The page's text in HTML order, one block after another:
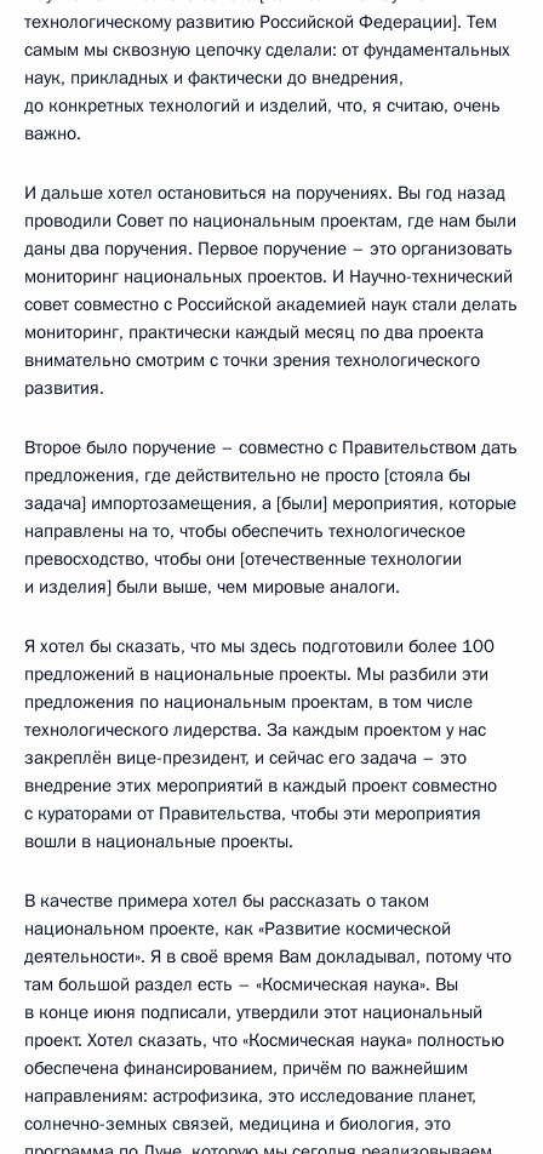
технологическому развитию Российской Федерации]. Тем
самым мы сквозную цепочку сделали: от фундаментальных
наук, прикладных и фактически до внедрения,
до конкретных технологий и изделий, что, я считаю, очень
важно.
И дальше хотел остановиться на поручениях. Вы год назад
проводили Совет по национальным проектам, где нам были
даны два поручения. Первое поручение – это организовать
мониторинг национальных проектов. И Научно-технический
совет совместно с Российской академией наук стали делать
мониторинг, практически каждый месяц по два проекта
внимательно смотрим с точки зрения технологического
развития.
Второе было поручение – совместно с Правительством дать
предложения, где действительно не просто [стояла бы
задача] импортозамещения, а [были] мероприятия, которые
направлены на то, чтобы обеспечить технологическое
превосходство, чтобы они [отечественные технологии
и изделия] были выше, чем мировые аналоги.
Я хотел бы сказать, что мы здесь подготовили более 100
предложений в национальные проекты. Мы разбили эти
предложения по национальным проектам, в том числе
технологического лидерства. За каждым проектом у нас
закреплён вице-президент, и сейчас его задача – это
внедрение этих мероприятий в каждый проект совместно
с кураторами от Правительства, чтобы эти мероприятия
вошли в национальные проекты.
В качестве примера хотел бы рассказать о таком
национальном проекте, как «Развитие космической
деятельности». Я в своё время Вам докладывал, потому что
там большой раздел есть – «Космическая наука». Вы
в конце июня подписали, утвердили этот национальный
проект. Хотел сказать, что «Космическая наука» полностью
обеспечена финансированием, причём по важнейшим
направлениям: астрофизика, это исследование планет,
солнечно-земных связей, медицина и биология, это